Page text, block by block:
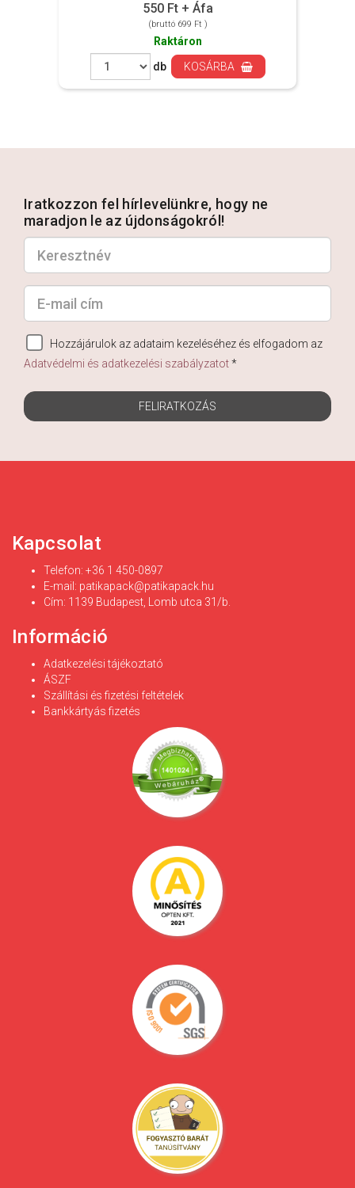
550 Ft + Áfa
(bruttó 699 Ft )
Raktáron
db
KOSÁRBA
Iratkozzon fel hírlevelünkre, hogy ne
maradjon le az újdonságokról!
Hozzájárulok az adataim kezeléséhez és elfogadom az
Adatvédelmi és adatkezelési szabályzatot*
FELIRATKOZÁS
Kapcsolat
Telefon: +36 1 450-0897
E-mail: patikapack@patikapack.hu
Cím: 1139 Budapest, Lomb utca 31/b.
Információ
Adatkezelési tájékoztató
ÁSZF
Szállítási és fizetési feltételek
Bankkártyás fizetés